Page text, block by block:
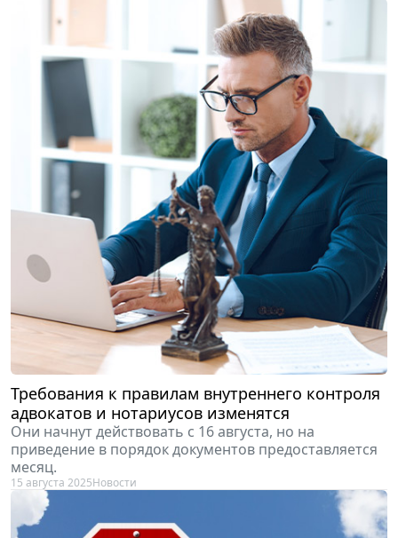
Требования к правилам внутреннего контроля
адвокатов и нотариусов изменятся
Они начнут действовать с 16 августа, но на
приведение в порядок документов предоставляется
месяц.
15 августа 2025Новости